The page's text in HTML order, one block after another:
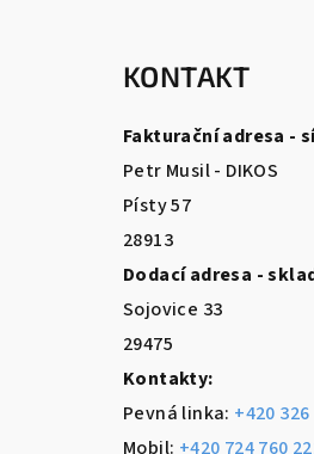
KONTAKT
Fakturační adresa -
Petr Musil - DIKOS
Písty 57
28913
Dodací adresa -
Sojovice 33
29475
Kontakty:
Pevná linka: +420
Mobil: +420 724 760